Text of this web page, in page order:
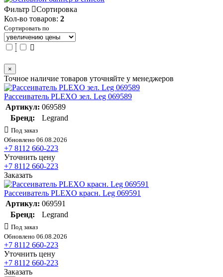
Фильтр
Сортировка
Кол-во товаров: 2
Сортировать по
×
Точное наличие товаров уточняйте у менеджеров
Рассеиватель PLEXO зел. Leg 069589
Артикул: 069589
Бренд:
Legrand
Под заказ
Обновлено 06.08.2026
+7 8112 660-223
Уточнить цену
+7 8112 660-223
Заказать
Рассеиватель PLEXO красн. Leg 069591
Артикул: 069591
Бренд:
Legrand
Под заказ
Обновлено 06.08.2026
+7 8112 660-223
Уточнить цену
+7 8112 660-223
Заказать